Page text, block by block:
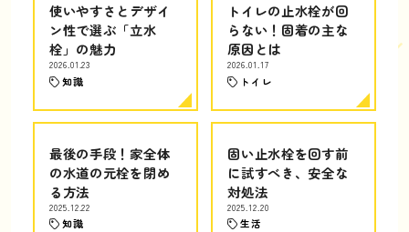
使いやすさとデザイ
ン性で選ぶ「立水
栓」の魅力
2026.01.23
知識
トイレの止水栓が回
らない！固着の主な
原因とは
2026.01.17
トイレ
最後の手段！家全体
の水道の元栓を閉め
る方法
2025.12.22
知識
固い止水栓を回す前
に試すべき、安全な
対処法
2025.12.20
生活